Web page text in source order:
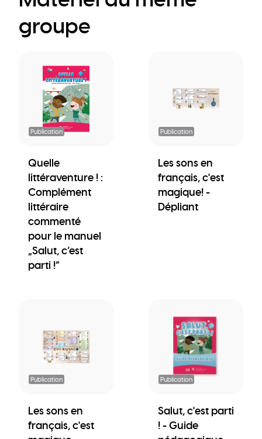
groupe
Publication
Quelle
littéraventure ! :
Complément
littéraire
commenté
pour le manuel
„Salut, c’est
parti !“
Publication
Les sons en
français, c'est
magique! -
Dépliant
Publication
Les sons en
français, c'est
Publication
Salut, c'est parti
! - Guide